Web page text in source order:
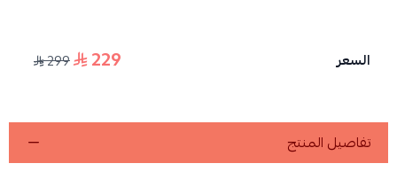
السعر 229
299
تفاصيل المنتج